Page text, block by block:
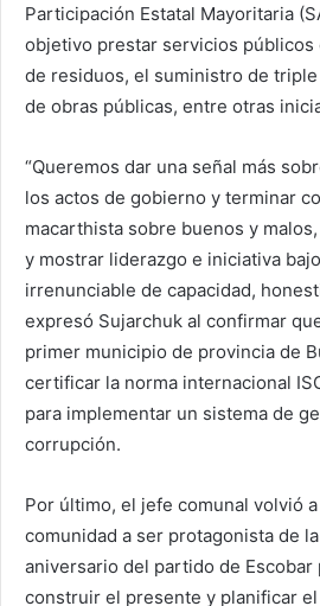
Participación Estatal Mayoritaria
objetivo prestar servicios públicos
de residuos, el suministro de
de obras públicas, entre otras
“Queremos dar una señal más
los actos de gobierno y terminar
macarthista sobre buenos y
y mostrar liderazgo e iniciativa
irrenunciable de capacidad,
expresó Sujarchuk al confirmar
primer municipio de provincia de
certificar la norma internacional
para implementar un sistema de
corrupción.
Por último, el jefe comunal volvió
comunidad a ser protagonista de
aniversario del partido de Escobar
construir el presente y planificar